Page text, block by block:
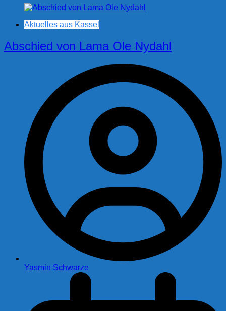
Aktuelles aus Kassel
Abschied von Lama Ole Nydahl
Yasmin Schwarze